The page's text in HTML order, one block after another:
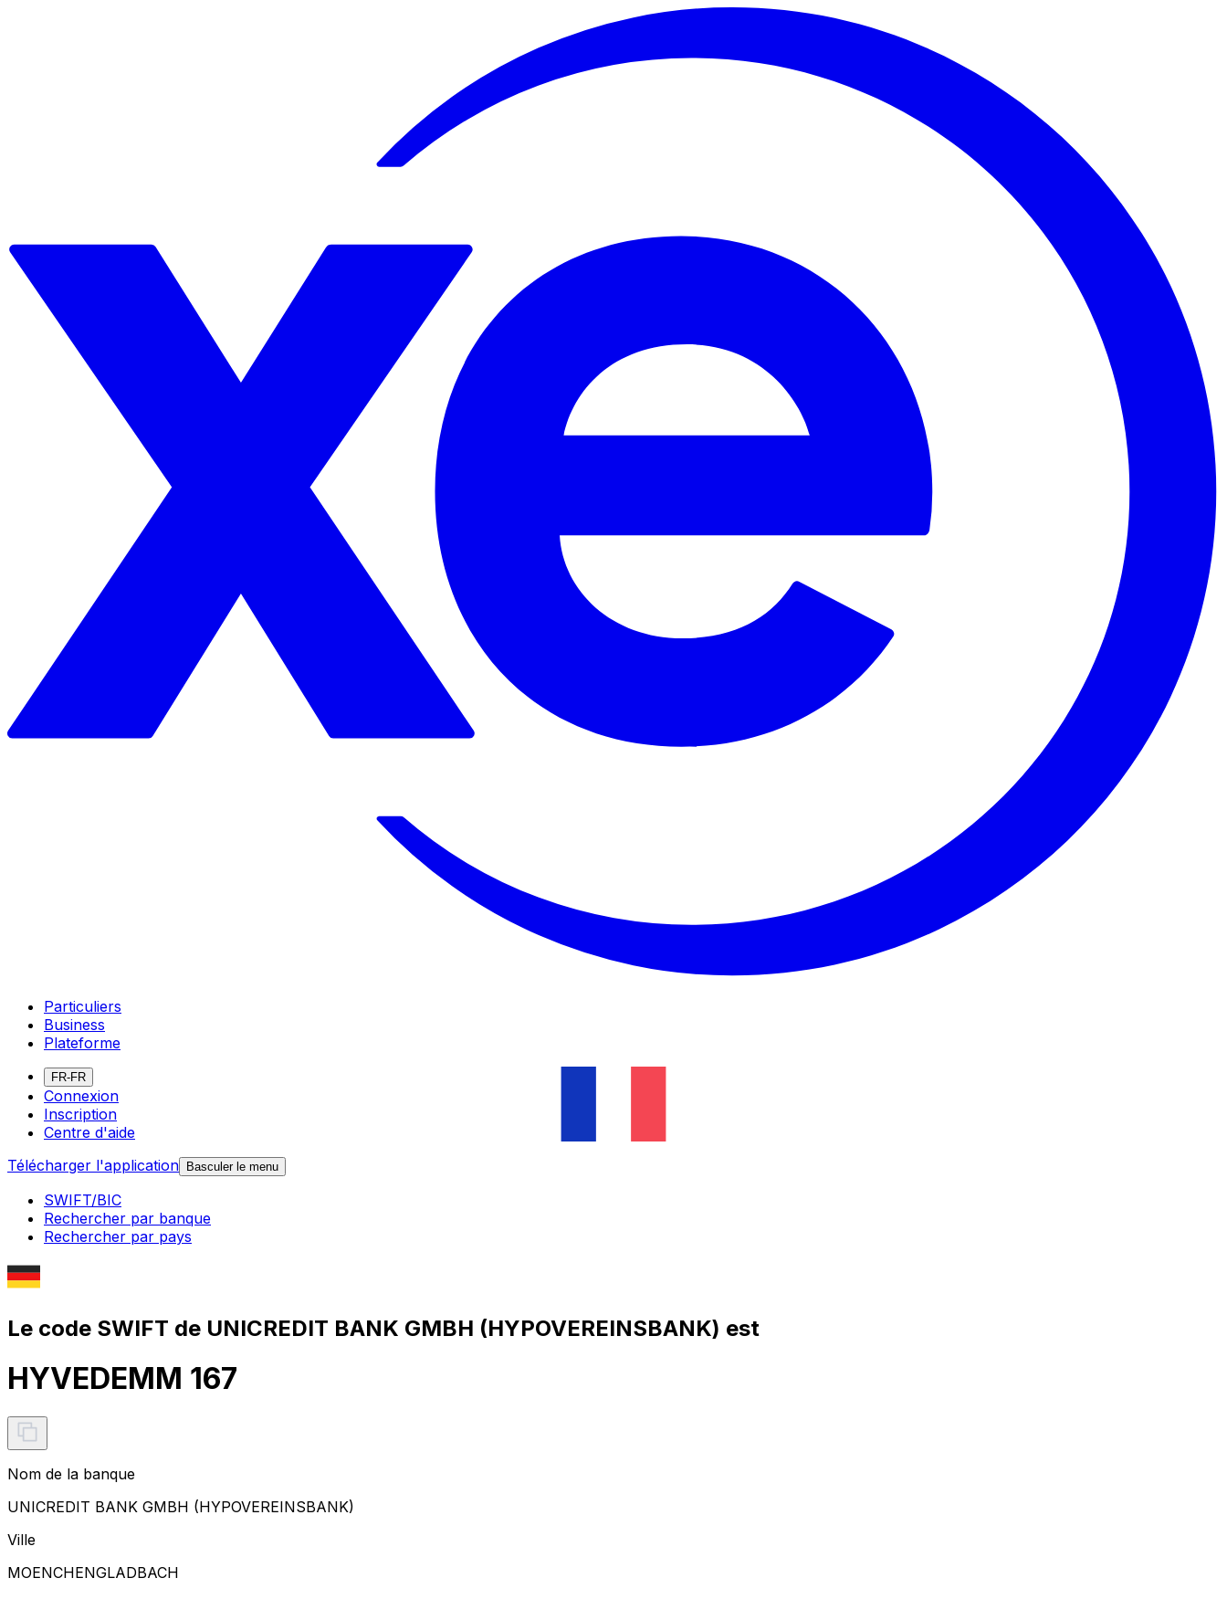
Particuliers
Business
Plateforme
FR-FR
Connexion
Inscription
Centre d'aide
Télécharger l'application Basculer le menu
SWIFT/BIC
Rechercher par banque
Rechercher par pays
Le code SWIFT de UNICREDIT BANK GMBH (HYPOVEREINSBANK) est
HYVEDEMM 167
Nom de la banque
UNICREDIT BANK GMBH (HYPOVEREINSBANK)
Ville
MOENCHENGLADBACH